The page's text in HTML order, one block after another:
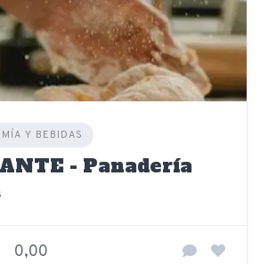
Y BEBIDAS
- Panadería
0,00